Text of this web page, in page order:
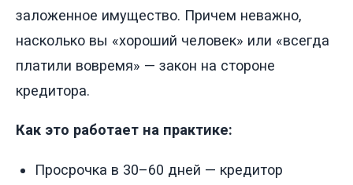
заложенное имущество. Причем неважно,
насколько вы «хороший человек» или «всегда
платили вовремя» — закон на стороне
кредитора.
Как это работает на практике:
Просрочка в 30–60 дней — кредитор